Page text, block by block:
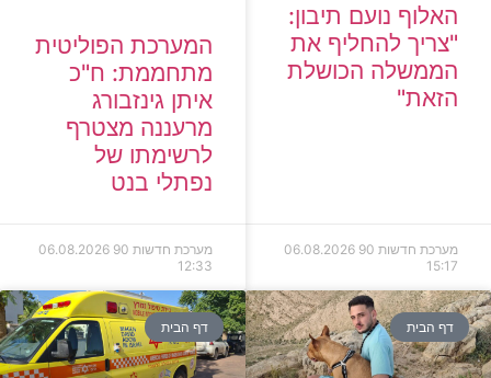
האלוף נועם תיבון:
"צריך להחליף את
הממשלה הכושלת
הזאת"
מערכת חדשות 90
06.08.2026
15:17
המערכת הפוליטית
מתחממת: ח"כ
איתן גינזבורג
מרעננה מצטרף
לרשימתו של
נפתלי בנט
מערכת חדשות 90
06.08.2026
12:33
דף הבית דף הבית